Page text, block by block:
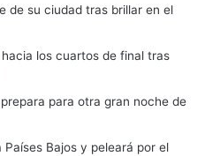
de su ciudad tras brillar en el
los cuartos de final tras
para otra gran noche de
Países Bajos y peleará por el